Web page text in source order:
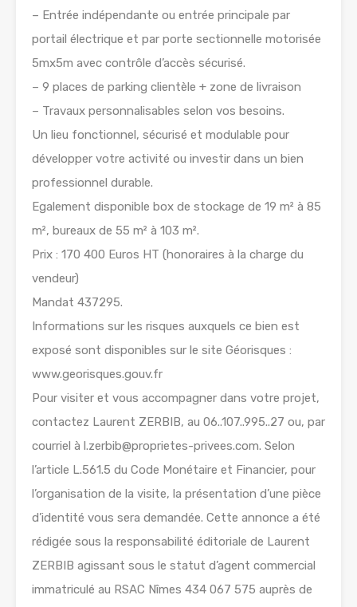
– Entrée indépendante ou entrée principale par
portail électrique et par porte sectionnelle motorisée
5mx5m avec contrôle d’accès sécurisé.
– 9 places de parking clientèle + zone de livraison
– Travaux personnalisables selon vos besoins.
Un lieu fonctionnel, sécurisé et modulable pour
développer votre activité ou investir dans un bien
professionnel durable.
Egalement disponible box de stockage de 19 m² à 85
m², bureaux de 55 m² à 103 m².
Prix : 170 400 Euros HT (honoraires à la charge du
vendeur)
Mandat 437295.
Informations sur les risques auxquels ce bien est
exposé sont disponibles sur le site Géorisques :
www.georisques.gouv.fr
Pour visiter et vous accompagner dans votre projet,
contactez Laurent ZERBIB, au 06..107..995..27 ou, par
courriel à l.zerbib@proprietes-privees.com. Selon
l’article L.561.5 du Code Monétaire et Financier, pour
l’organisation de la visite, la présentation d’une pièce
d’identité vous sera demandée. Cette annonce a été
rédigée sous la responsabilité éditoriale de Laurent
ZERBIB agissant sous le statut d’agent commercial
immatriculé au RSAC Nîmes 434 067 575 auprès de